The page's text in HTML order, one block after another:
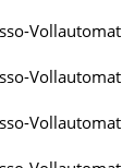
Vollautomat
Vollautomat
Vollautomat